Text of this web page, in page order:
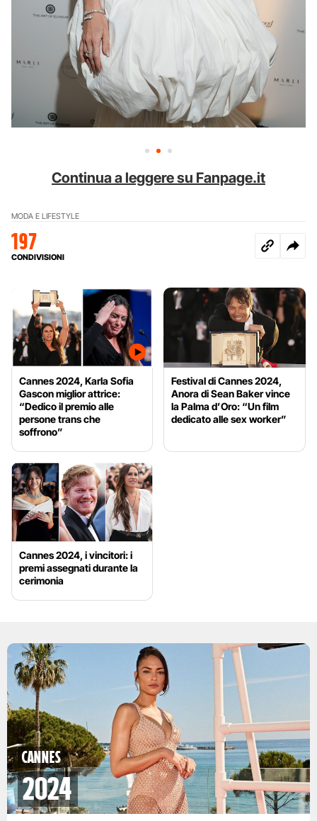
Continua a leggere su Fanpage.it
MODA E LIFESTYLE
197
CONDIVISIONI
Cannes 2024, Karla Sofia
Gascon miglior attrice:
“Dedico il premio alle
persone trans che
soffrono”
Festival di Cannes 2024,
Anora di Sean Baker vince
la Palma d’Oro: “Un film
dedicato alle sex worker”
Cannes 2024, i vincitori: i
premi assegnati durante la
cerimonia
CANNES
2024